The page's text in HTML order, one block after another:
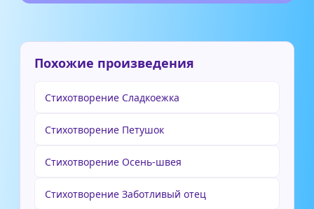
Похожие произведения
Стихотворение Сладкоежка
Стихотворение Петушок
Стихотворение Осень-швея
Стихотворение Заботливый отец